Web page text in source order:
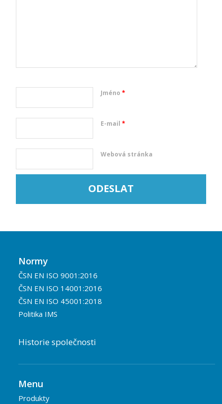
Jméno *
E-mail *
Webová stránka
Normy
ČSN EN ISO 9001:2016
ČSN EN ISO 14001:2016
ČSN EN ISO 45001:2018
Politika IMS
Historie společnosti
Menu
Produkty